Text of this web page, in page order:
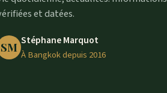
et datées.
SM Stéphane Marquot
À Bangkok depuis 2016